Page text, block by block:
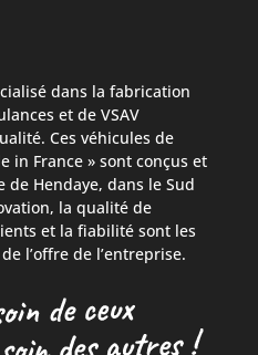
dans la fabrication
et de VSAV
Ces véhicules de
in France » sont conçus et
Hendaye, dans le Sud
la qualité de
et la fiabilité sont les
l’offre de l’entreprise.